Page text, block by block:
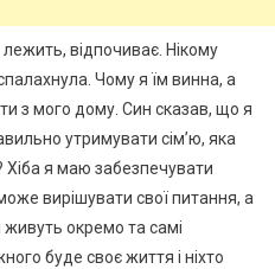
відпочиває. Нікому
Чому я їм винна, а
з мого дому. Син сказав, що я
утримувати сім’ю, яка
Хіба я маю забезпечувати
вирішувати свої питання, а
окремо та самі
буде своє життя і ніхто